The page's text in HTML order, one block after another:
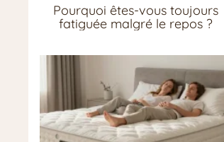
Pourquoi êtes-vous toujours
fatiguée malgré le repos ?